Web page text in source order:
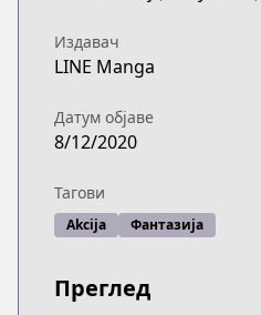
Издавач
LINE Manga
Датум објаве
8/12/2020
Тагови
Akcija Фантазија
Преглед